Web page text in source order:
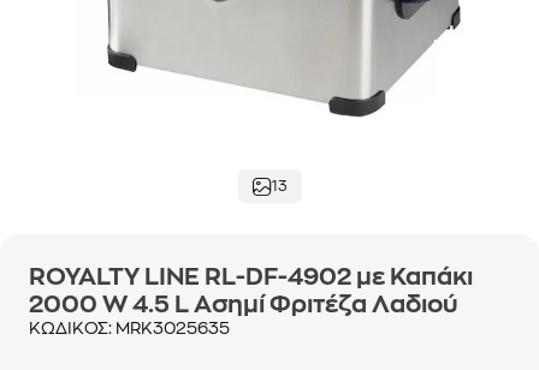
13
ROYALTY LINE RL-DF-4902 με Καπάκι
2000 W 4.5 L Ασημί Φριτέζα Λαδιού
ΚΩΔΙΚΟΣ: MRK3025635